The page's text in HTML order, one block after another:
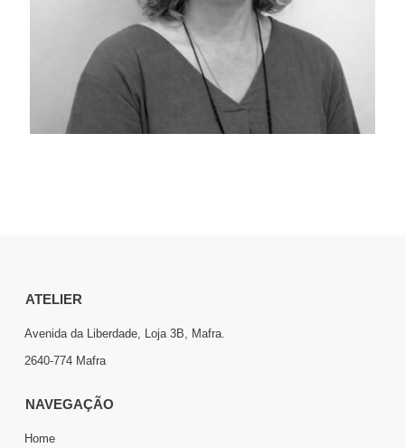
ATELIER
Avenida da Liberdade, Loja 3B, Mafra.
2640-774 Mafra
NAVEGAÇÃO
Home